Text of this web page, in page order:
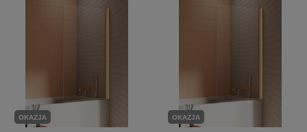
OKAZJA OKAZJA